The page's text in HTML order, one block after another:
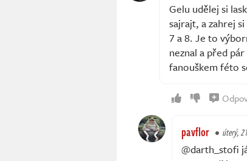
Gelu udělej si
sajrajt, a zahrej
7 a 8. Je to
neznal a před
fanouškem féto
pavflor úterý,
@darth_stofi